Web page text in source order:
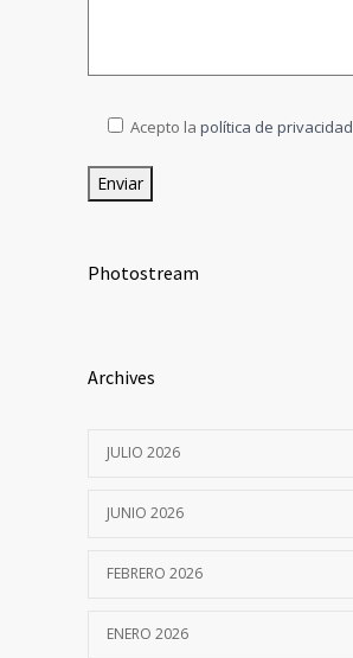
Acepto la política de privacidad
Photostream
Archives
JULIO 2026
JUNIO 2026
FEBRERO 2026
ENERO 2026